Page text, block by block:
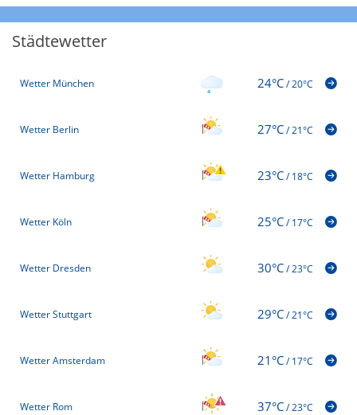
Städtewetter
Wetter München 24°C/20°C
Wetter Berlin 27°C/21°C
Wetter Hamburg 23°C/18°C
Wetter Köln 25°C/17°C
Wetter Dresden 30°C/23°C
Wetter Stuttgart 29°C/21°C
Wetter Amsterdam 21°C/17°C
Wetter Rom 37°C/23°C